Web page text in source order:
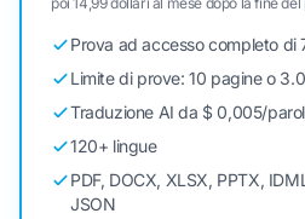
Prova ad accesso completo di
Limite di prove: 10 pagine o
Traduzione AI da $ 0,005/
120+ lingue
PDF, DOCX, XLSX, PPTX,
JSON